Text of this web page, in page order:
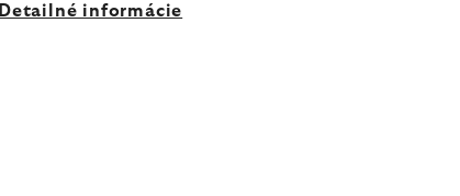
Detailné informácie